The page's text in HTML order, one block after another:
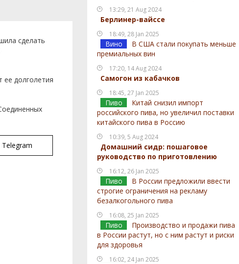
13:29, 21 Aug 2024
Берлинер-вайссе
18:49, 28 Jan 2025
Вино
В США стали покупать меньше
премиальных вин
17:20, 14 Aug 2024
Самогон из кабачков
18:45, 27 Jan 2025
Пиво
Китай снизил импорт
российского пива, но увеличил поставки
китайского пива в Россию
10:39, 5 Aug 2024
Домашний сидр: пошаговое
руководство по приготовлению
16:12, 26 Jan 2025
Пиво
В России предложили ввести
строгие ограничения на рекламу
безалкогольного пива
16:08, 25 Jan 2025
Пиво
Производство и продажи пива
в России растут, но с ним растут и риски
для здоровья
16:02, 24 Jan 2025
сделать
долголетия